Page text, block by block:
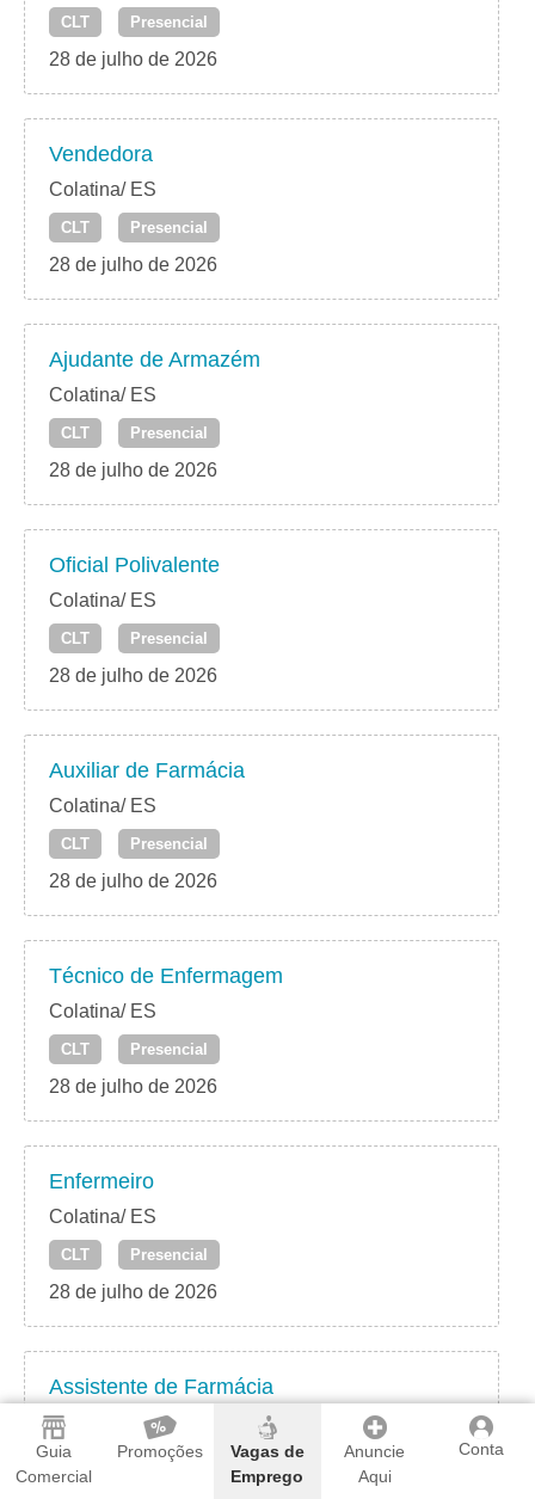
Guia
Comercial
Promoções
Vagas de
Emprego
Anuncie
Aqui
Conta
CLT Presencial
28 de julho de 2026
Vendedora
Colatina/ ES
CLT Presencial
28 de julho de 2026
Ajudante de Armazém
Colatina/ ES
CLT Presencial
28 de julho de 2026
Oficial Polivalente
Colatina/ ES
CLT Presencial
28 de julho de 2026
Auxiliar de Farmácia
Colatina/ ES
CLT Presencial
28 de julho de 2026
Técnico de Enfermagem
Colatina/ ES
CLT Presencial
28 de julho de 2026
Enfermeiro
Colatina/ ES
CLT Presencial
28 de julho de 2026
Assistente de Farmácia
Colatina/ ES
CLT Presencial